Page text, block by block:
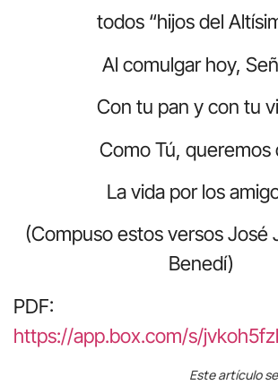
todos “hijos del
Al comulgar hoy,
Con tu pan y con tu
Como Tú, queremos
La vida por los
(Compuso estos versos José
Benedí)
PDF:
https://app.box.com/s/
Este artículo se